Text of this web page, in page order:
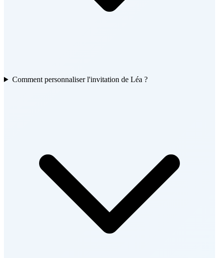
Comment personnaliser l'invitation de Léa ?